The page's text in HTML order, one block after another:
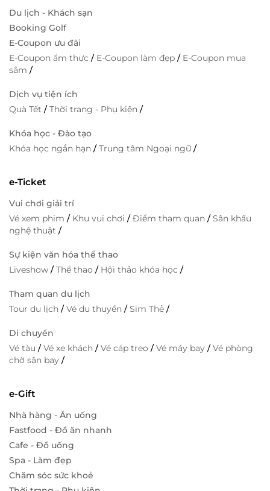
Du lịch - Khách sạn
Booking Golf
E-Coupon ưu đãi
E-Coupon ẩm thực / E-Coupon làm đẹp / E-Coupon mua
sắm /
Dịch vụ tiện ích
Quà Tết /Thời trang - Phụ kiện /
Khóa học - Đào tạo
Khóa học ngắn hạn /Trung tâm Ngoại ngữ/
e-Ticket
Vui chơi giải trí
Vé xem phim / Khu vui chơi /Điểm tham quan /Sân khấu
nghệ thuật /
Sự kiện văn hóa thể thao
Liveshow /Thể thao / Hội thảo khóa học /
Tham quan du lịch
Tour du lịch /Vé du thuyền /Sim Thẻ /
Di chuyển
Vé tàu /Vé xe khách /Vé cáp treo /Vé máy bay /Vé phòng
chờ sân bay /
e-Gift
Nhà hàng - Ăn uống
Fastfood - Đồ ăn nhanh
Cafe - Đồ uống
Spa - Làm đẹp
Chăm sóc sức khoẻ